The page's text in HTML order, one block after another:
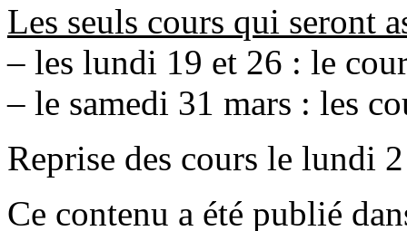
Les seuls cours qui seront
– les lundi 19 et 26 : le
– le samedi 31 mars : les
Reprise des cours le lundi
Ce contenu a été publié